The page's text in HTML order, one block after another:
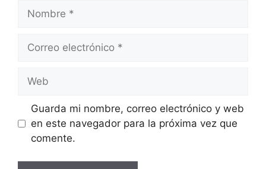
Nombre
Correo
Web
Guarda mi nombre, correo electrónico y web
en este navegador para la próxima vez que
comente.